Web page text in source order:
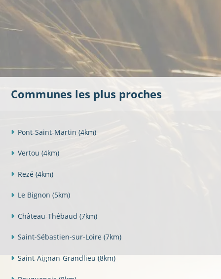
Communes les plus proches
Pont-Saint-Martin (4km)
Vertou (4km)
Rezé (4km)
Le Bignon (5km)
Château-Thébaud (7km)
Saint-Sébastien-sur-Loire (7km)
Saint-Aignan-Grandlieu (8km)